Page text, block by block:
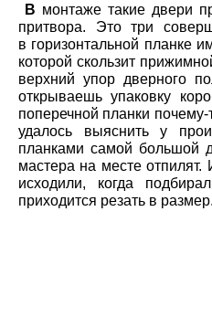
В монтаже такие двери
притвора. Это три
в горизонтальной планке
которой скользит
верхний упор дверного
открываешь упаковку
поперечной планки
удалось выяснить у
планками самой большой
мастера на месте
исходили, когда
приходится резать в размер.